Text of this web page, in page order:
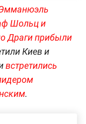
Шольц и
Драги прибыли
Киев и
встретились
.